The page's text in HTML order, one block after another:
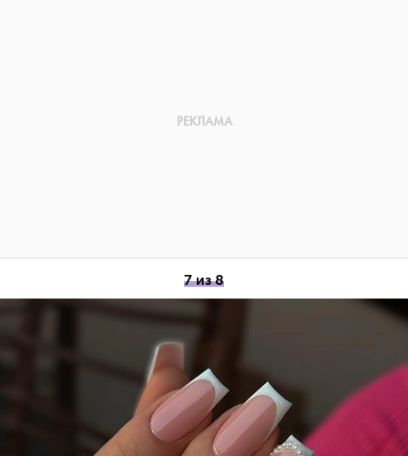
7 из 8